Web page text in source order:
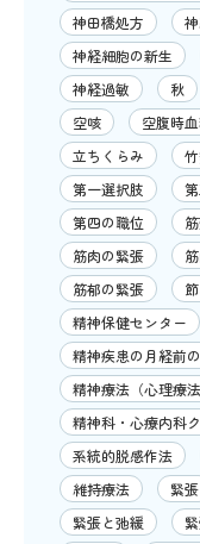
神田橋処方
神経細胞の新生
神経過敏
秋
空咳
空腹時
立ちくらみ
第一選択肢
第四の職位
筋肉の緊張
筋郁の緊張
精神保健センター
精神疾患の月経前
精神療法（心理療法
精神科・心療内科
系統的脱感作法
維持療法
緊張
緊張と弛緩